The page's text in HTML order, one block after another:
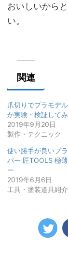
おいしいから
い。
関連
爪切りでプラモデ
か実験・検証して
2019年9月20日
製作・テクニック
使い勝手が良いプ
パー 匠TOOLS 極
ー
2019年6月6日
工具・塗装道具紹介